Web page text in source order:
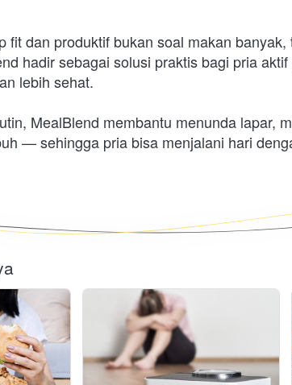
fit dan produktif bukan soal makan
hadir sebagai solusi praktis bagi pria
lebih sehat.
MealBlend membantu menunda lapar,
— sehingga pria bisa menjalani hari